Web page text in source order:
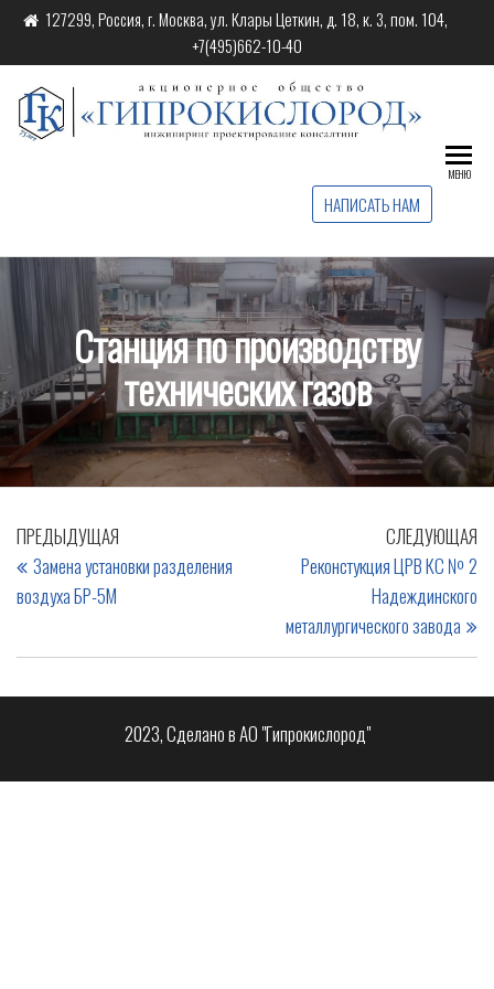
127299, Россия, г. Москва, ул. Клары Цеткин, д. 18, к. 3, пом. 104,
+7(495)662-10-40
НАПИСАТЬ НАМ
МЕНЮ
Станция по производству
технических газов
ПРЕДЫДУЩАЯ
Замена установки разделения
воздуха БР-5М
СЛЕДУЮЩАЯ
Реконстукция ЦРВ КС № 2
Надеждинского
металлургического завода
2023, Сделано в АО "Гипрокислород"